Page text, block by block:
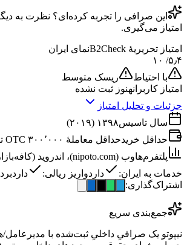
این صرافی را تجربه کرده‌ای؟ نظرت به
امتیاز می‌گیری.
امتیاز تحریریهٔ B2Check
نمای ایران
۵٫۴/ ۱۰
با احتیاط
ریسک متوسط
امتیاز کاربرانهنوز ثبت نشده
جزئیات و تحلیل امتیاز
سال تاسیس۱۳۹۸ (۲۰۱۹)
حداقل خریدحداقل معاملهٔ OTC ۳۰۰٬۰۰۰ تومان
پلتفرم‌هاوب (nipoto.com)، اندروید (کافه‌بازار)
خدمات به ایران:
داردواریز ریالی: دارد
اشتراک‌گذاری:
جمع‌بندی سریع
نیپوتو یک صرافیِ داخلیِ ثبت‌شده با مدیرعامل/